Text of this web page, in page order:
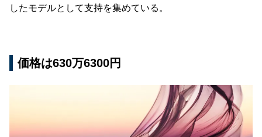
したモデルとして支持を集めている。
価格は630万6300円